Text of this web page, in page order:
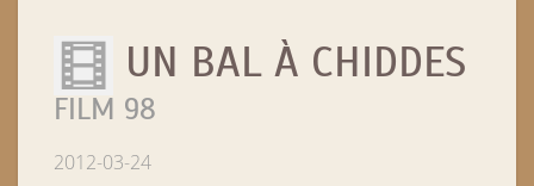
UN BAL À CHIDDES
FILM 98
2012-03-24